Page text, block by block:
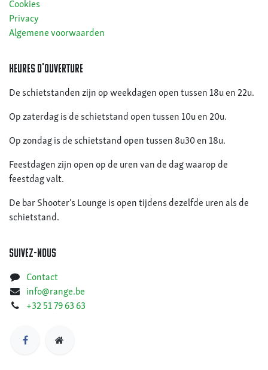
Cookies
Privacy
Algemene voorwaarden
heures d'ouverture
De schietstanden zijn op weekdagen open tussen 18u en 22u.
Op zaterdag is de schietstand open tussen 10u en 20u.
Op zondag is de schietstand open tussen 8u30 en 18u.
Feestdagen zijn open op de uren van de dag waarop de
feestdag valt.
De bar Shooter's Lounge is open tijdens dezelfde uren als de
schietstand.
Suivez-nous​
Contact
info@range.be
+32 51 79 63 63